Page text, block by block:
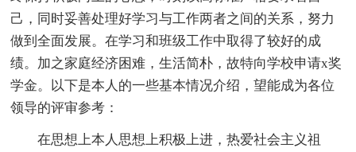
己，同时妥善处理好学习与工作两者之间的关系，努力
做到全面发展。在学习和班级工作中取得了较好的成
绩。加之家庭经济困难，生活简朴，故特向学校申请x奖
学金。以下是本人的一些基本情况介绍，望能成为各位
领导的评审参考：
在思想上本人思想上积极上进，热爱社会主义祖